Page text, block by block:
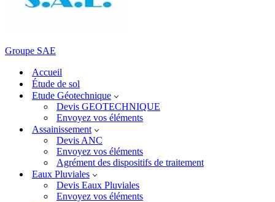
Groupe SAE
Accueil
Étude de sol
Etude Géotechnique
Devis GEOTECHNIQUE
Envoyez vos éléments
Assainissement
Devis ANC
Envoyez vos éléments
Agrément des dispositifs de traitement
Eaux Pluviales
Devis Eaux Pluviales
Envoyez vos éléments